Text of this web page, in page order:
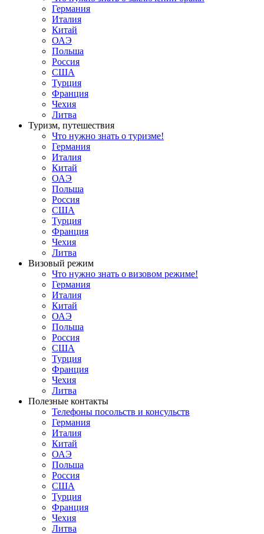
Германия
Италия
Китай
ОАЭ
Польша
Россия
США
Турция
Франция
Чехия
Литва
Туризм, путешествия
Что нужно знать о туризме!
Германия
Италия
Китай
ОАЭ
Польша
Россия
США
Турция
Франция
Чехия
Литва
Визовый режим
Что нужно знать о визовом режиме!
Германия
Италия
Китай
ОАЭ
Польша
Россия
США
Турция
Франция
Чехия
Литва
Полезные контакты
Телефоны посольств и консульств
Германия
Италия
Китай
ОАЭ
Польша
Россия
США
Турция
Франция
Чехия
Литва